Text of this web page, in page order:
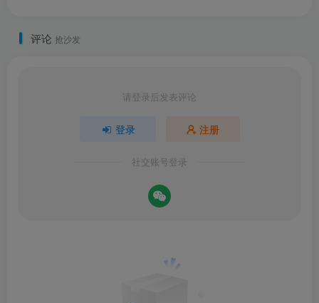
评论 抢沙发
请登录后发表评论
登录 注册
社交账号登录